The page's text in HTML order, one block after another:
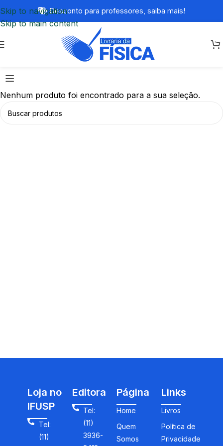
Skip to navigation
Skip to main content
Desconto para professores, saiba mais!
Nenhum produto foi encontrado para a sua seleção.
Loja no
IFUSP
Tel:
(11)
Editora
Tel:
(11)
3936-
Página
Home
Quem
Somos
Links
Livros
Política de
Privacidade